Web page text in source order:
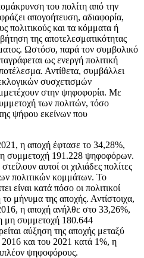
του πολίτη από την
απογοήτευση, αδιαφορία,
πολιτικούς και τα κόμματα ή
της αποτελεσματικότητας
Ωστόσο, παρά τον συμβολικό
ως ενεργή πολιτική
Αντίθετα, συμβάλλει
συσχετισμών
στην ψηφοφορία. Με
των πολιτών, τόσο
ψήφου εκείνων που
η αποχή έφτασε το 34,28%,
συμμετοχή 191.228 ψηφοφόρων.
αυτοί οι χιλιάδες πολίτες
πολιτικών κομμάτων. Το
είναι κατά πόσο οι πολιτικοί
μήνυμα της αποχής. Αντίστοιχα,
η αποχή ανήλθε στο 33,26%,
μη συμμετοχή 180.644
αύξηση της αποχής μεταξύ
και του 2021 κατά 1%, η
ψηφοφόρους.